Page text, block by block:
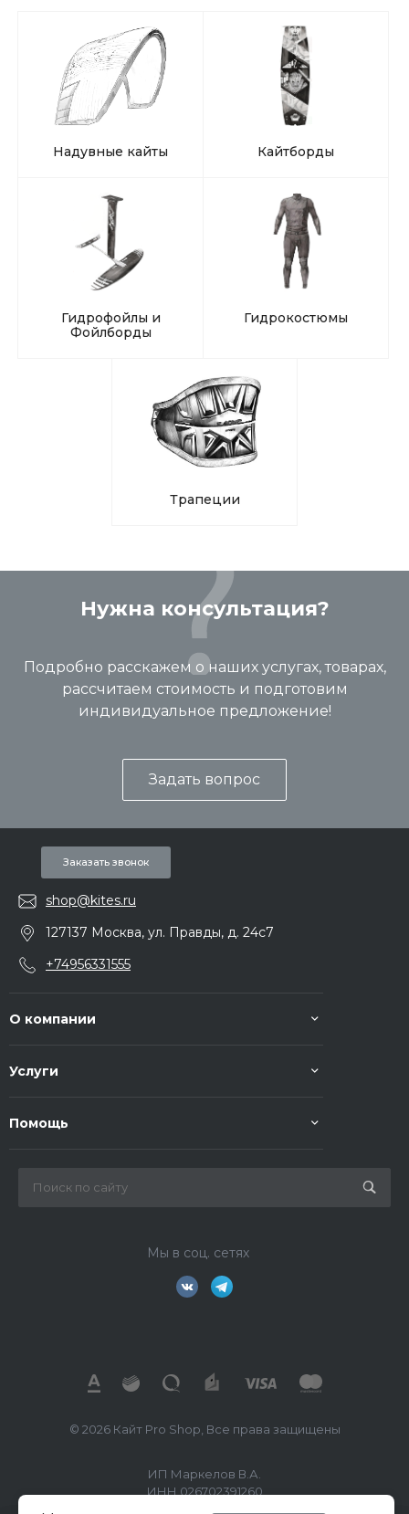
Надувные кайты Кайтборды
Гидрофойлы и
Фойлборды
Гидрокостюмы
Трапеции
Нужна консультация?
Подробно расскажем о наших услугах, товарах,
рассчитаем стоимость и подготовим
индивидуальное предложение!
Задать вопрос
Заказать звонок
shop@kites.ru
127137 Москва, ул. Правды, д. 24с7
+74956331555
О компании
Услуги
Помощь
Мы в соц. сетях
© 2026 Кайт Pro Shop, Все права защищены
ИП Маркелов В.А.
ИНН 026702391260